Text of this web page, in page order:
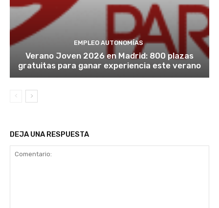
EMPLEO AUTONOMÍAS
Verano Joven 2026 en Madrid: 800 plazas
gratuitas para ganar experiencia este verano
DEJA UNA RESPUESTA